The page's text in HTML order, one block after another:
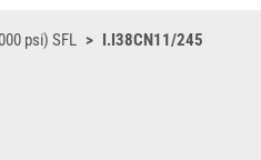
psi) SFL I.I38CN11/245